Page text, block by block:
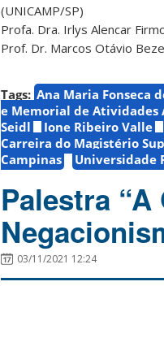
(UNICAMP/SP)
Profa. Dra. Irlys Alencar
Prof. Dr. Marcos Otávio
Tags: Ana Maria Fonseca
e Memorial de Atividades
Seidl
Ione Ribeiro Valle
Carreira do Magistério
Campinas
Universidade
Palestra
03/11/2021 12:24